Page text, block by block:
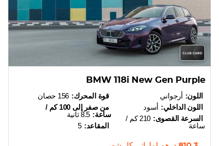
BMW 118i New Gen Purple
قوة المحرك: 156 حصان
من صفر إلى 100 كم /
ساعة: 8.5 ثانية
المقاعد: 5
اللون: أرجواني
اللون الداخلي: أسود
السرعة القصوى:
210 كم /
ساعة